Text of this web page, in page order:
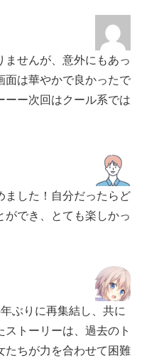
ませんが、意外にもあっ
面は華やかで良かったで
ーー次回はクール系では
ました！自分だったらど
ができ、とても楽しかっ
ぶりに再集結し、共に
トーリーは、過去のト
たちが力を合わせて困難